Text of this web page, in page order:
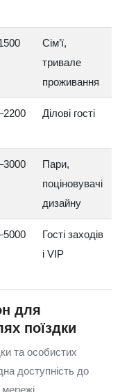
Сім’ї,
тривале
проживання
Ділові гості
Пари,
поціновувачі
дизайну
Гості заходів
і VIP
для
поїздки
та особистих
доступність до